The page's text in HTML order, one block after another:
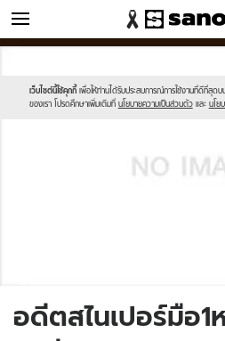
ข่าว
เว็บไซต์นี้ใช้คุกกี้ เพื่อให้ท่านได้รับประสบการณ์การใช้งานที่ดีที่สุดบ
ของเรา โปรดศึกษาเพิ่มเติมที่ นโยบายความเป็นส่วนตัว และ นโย
sanook.png
image.jpg
อดีตสไนเปอร์มือ